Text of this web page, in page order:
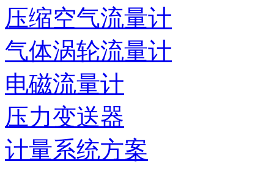
压缩空气流量计
气体涡轮流量计
电磁流量计
压力变送器
计量系统方案